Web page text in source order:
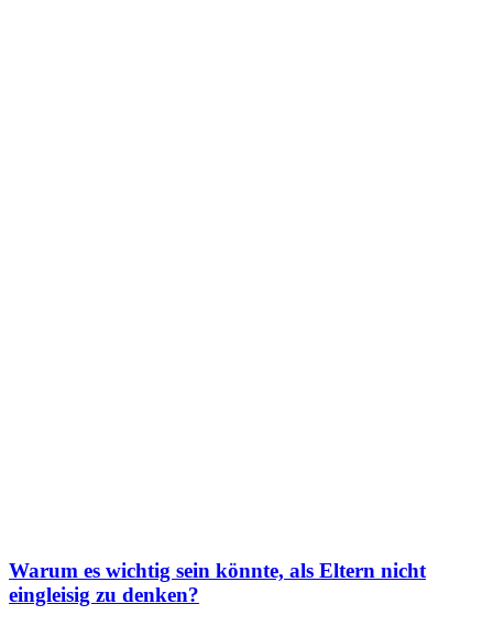
Warum es wichtig sein könnte, als Eltern nicht
eingleisig zu denken?